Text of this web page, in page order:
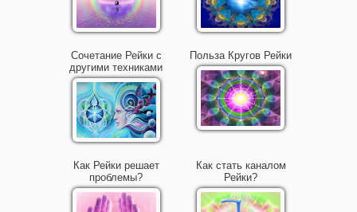
Сочетание Рейки с
другими техниками
Польза Кругов Рейки
Как Рейки решает
проблемы?
Как стать каналом
Рейки?